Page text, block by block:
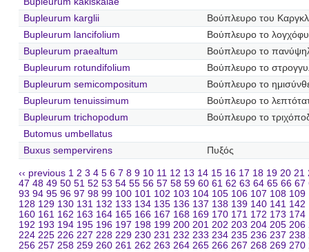
Bupleurum karglii
Βούπλευρο του Καργκλ
Bupleurum lancifolium
Βούπλευρο το
Bupleurum praealtum
Βούπλευρο το
Bupleurum rotundifolium
Βούπλευρο το
Bupleurum semicompositum
Βούπλευρο το
Bupleurum tenuissimum
Βούπλευρο το
Bupleurum trichopodum
Βούπλευρο το
Butomus umbellatus
Buxus sempervirens
Πυξός
‹‹ previous 1 2 3 4 5 6 7 8 9 10 11 12 13 14 15 16 17 18 19 20 21
47 48 49 50 51 52 53 54 55 56 57 58 59 60 61 62 63 64 65 66 67
93 94 95 96 97 98 99 100 101 102 103 104 105 106 107 108 109
128 129 130 131 132 133 134 135 136 137 138 139 140 141 142
160 161 162 163 164 165 166 167 168 169 170 171 172 173 174
192 193 194 195 196 197 198 199 200 201 202 203 204 205 206
224 225 226 227 228 229 230 231 232 233 234 235 236 237 238
256 257 258 259 260 261 262 263 264 265 266 267 268 269 270